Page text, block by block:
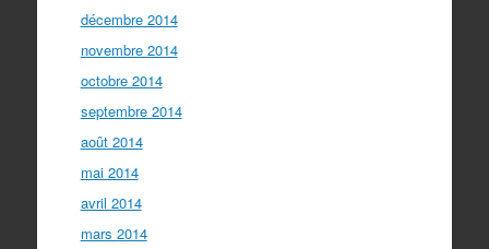
décembre 2014
novembre 2014
octobre 2014
septembre 2014
août 2014
mai 2014
avril 2014
mars 2014